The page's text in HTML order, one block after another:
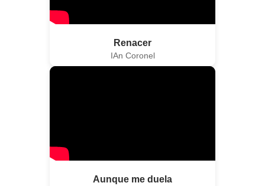
Renacer
IAn Coronel
Aunque me duela